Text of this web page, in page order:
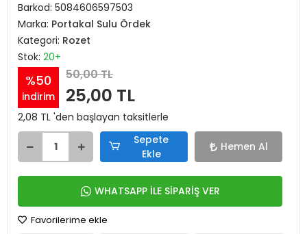
Barkod: 5084606597503
Marka: Portakal Sulu Ördek
Kategori: Rozet
Stok: 20+
%50
indirim
50,00 TL
25,00 TL
2,08 TL 'den başlayan taksitlerle
Sepete
Ekle
Hemen Al
WHATSAPP İLE SİPARİŞ VER
Favorilerime ekle